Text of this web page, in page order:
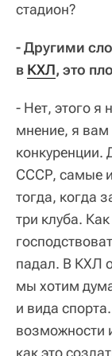
стадион?
- Другими
в КХЛ, это
- Нет, этого я
мнение, я
конкуренции.
СССР, самые
тогда, когда
три клуба.
падал. В КХЛ
мы хотим
и вида
возможности
как это